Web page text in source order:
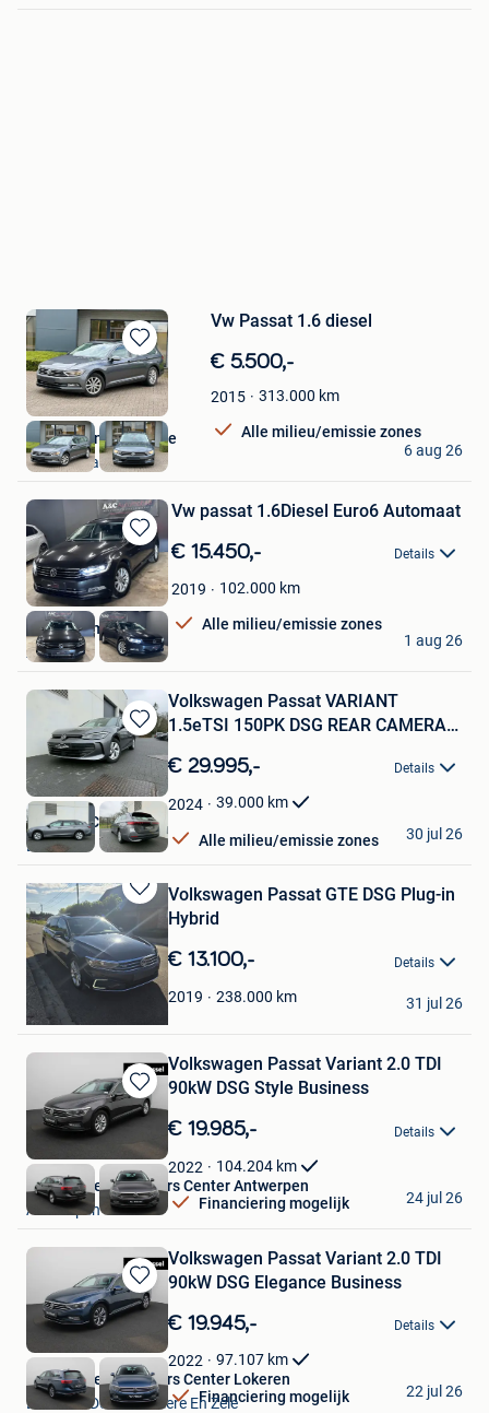
Bewaren
in
Mijn
Favorieten
Vw Passat 1.6 diesel
€ 5.500,-
2015 313.000 km
Alle milieu/emissie zones
Steven van den bosse
Sint-Niklaas
6 aug 26
Bewaren
in
Mijn
Favorieten
Vw passat 1.6Diesel Euro6 Automaat
€ 15.450,- Details
2019 102.000 km
Alle milieu/emissie zones
A&C Automobile
Ans
1 aug 26
Bewaren
in
Mijn
Favorieten
Volkswagen Passat VARIANT
1.5eTSI 150PK DSG REAR CAMERA
€ 29.995,- Details
2024 39.000 km
Alle milieu/emissie zones
VW-Audi Center
Balen
30 jul 26
Bewaren
in
Mijn
Favorieten
Volkswagen Passat GTE DSG Plug-in
Hybrid
€ 13.100,- Details
2019 238.000 km
Fk motors
Harelbeke
31 jul 26
Bewaren
in
Favorieten
Volkswagen Passat Variant 2.0 TDI
90kW DSG Style Business
€ 19.985,- Details
2022 104.204 km
Financiering mogelijk
Van Mossel Used Cars Center Antwerpen
Antwerpen
24 jul 26
Bewaren
in
Mijn
Favorieten
Volkswagen Passat Variant 2.0 TDI
90kW DSG Elegance Business
€ 19.945,- Details
2022 97.107 km
Financiering mogelijk
Van Mossel Used Cars Center Lokeren
Lokeren+Deel Overmere En Zele
22 jul 26